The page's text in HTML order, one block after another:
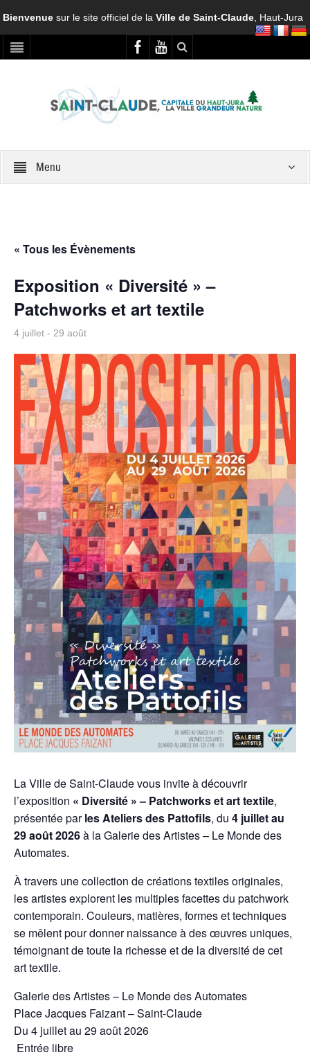
Bienvenuesur le site officiel de laVille de Saint-Claude , Haut-Jura
Menu
« Tous les Évènements
Exposition « Diversité » –
Patchworks et art textile
4 juillet - 29 août
La Ville de Saint-Claude vous invite à découvrir
l’exposition « Diversité » – Patchworks et art textile,
présentée parles Ateliers des Pattofils, du 4 juillet au
29 août 2026à la Galerie des Artistes – Le Monde des
Automates.
À travers une collection de créations textiles originales,
les artistes explorent les multiples facettes du patchwork
contemporain. Couleurs, matières, formes et techniques
se mêlent pour donner naissance à des œuvres uniques,
témoignant de toute la richesse et de la diversité de cet
art textile.
Galerie des Artistes – Le Monde des Automates
Place Jacques Faizant – Saint-Claude
Du 4 juillet au 29 août 2026
️ Entrée libre